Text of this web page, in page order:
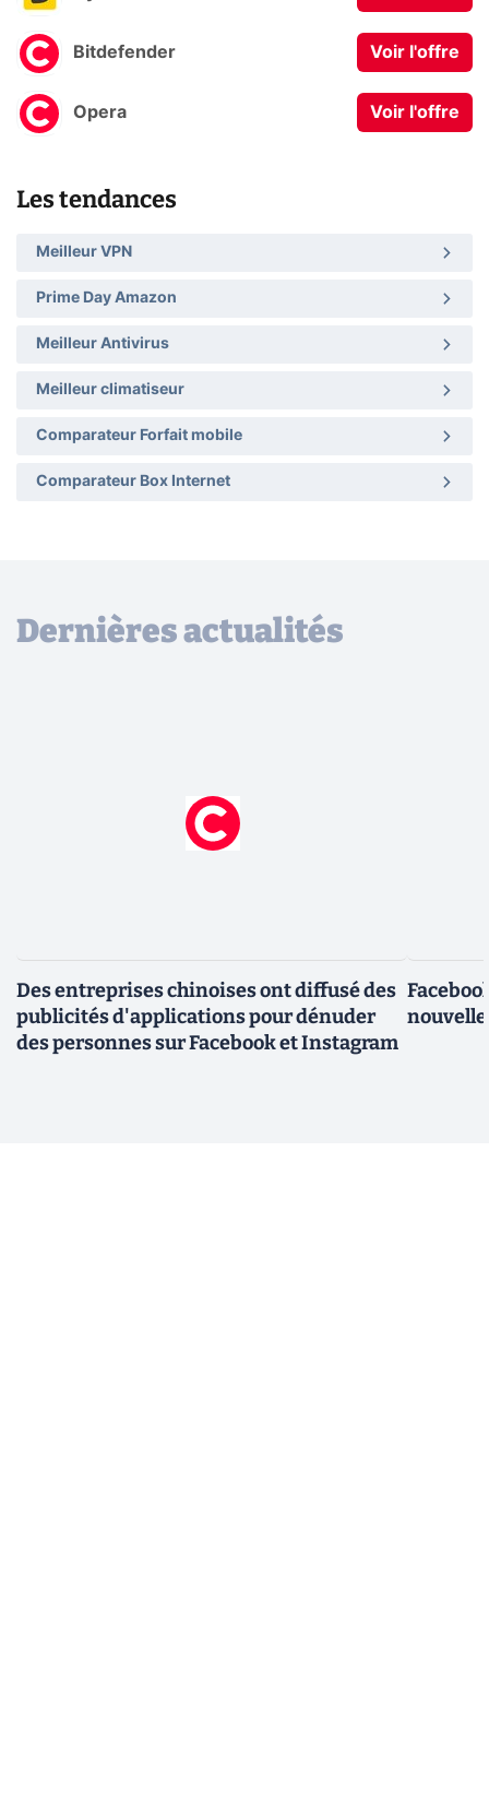
Bitdefender Voir l'offre
Opera Voir l'offre
Les tendances
Meilleur VPN
Prime Day Amazon
Meilleur Antivirus
Meilleur climatiseur
Comparateur Forfait mobile
Comparateur Box Internet
Dernières actualités
Des entreprises chinoises ont diffusé des
publicités d'applications pour dénuder
des personnes sur Facebook et Instagram